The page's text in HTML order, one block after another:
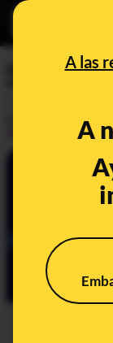
A las
A
corona-
Control del poder
The
links